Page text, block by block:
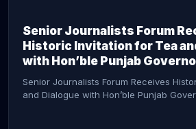
Senior Journalists Forum
Historic Invitation for Tea
with Hon’ble Punjab
Senior Journalists Forum Receives
and Dialogue with Hon’ble Punjab